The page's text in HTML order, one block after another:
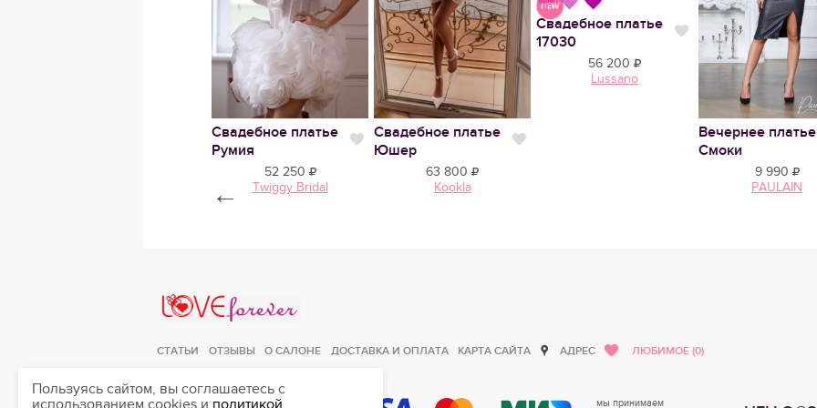
Нравится
Свадебное платье
Румия
Нравится
52 250
Twiggy Bridal
Свадебное платье
Юшер
63 800
Kookla
Свадебное платье
17030
Нравится
56 200
Lussano
Вечернее платье
Смоки
9 990
PAULAIN
←
СТАТЬИ ОТЗЫВЫ О САЛОНЕ ДОСТАВКА И ОПЛАТА КАРТА САЙТА АДРЕС ЛЮБИМОЕ (0)
мы принимаем
Пользуясь сайтом, вы соглашаетесь с
использованием cookies и политикой